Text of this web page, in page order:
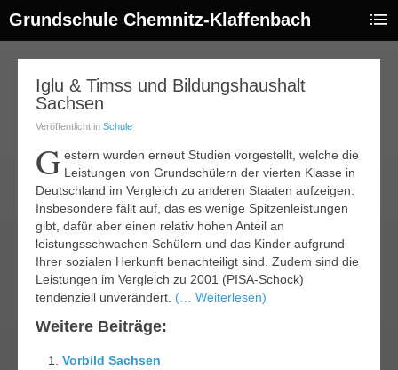
Grundschule Chemnitz-Klaffenbach
Iglu & Timss und Bildungshaushalt
Sachsen
Veröffentlicht in Schule
G estern wurden erneut Studien vorgestellt, welche die
Leistungen von Grundschülern der vierten Klasse in
Deutschland im Vergleich zu anderen Staaten aufzeigen.
Insbesondere fällt auf, das es wenige Spitzenleistungen
gibt, dafür aber einen relativ hohen Anteil an
leistungsschwachen Schülern und das Kinder aufgrund
Ihrer sozialen Herkunft benachteiligt sind. Zudem sind die
Leistungen im Vergleich zu 2001 (PISA-Schock)
tendenziell unverändert. (… Weiterlesen)
Weitere Beiträge:
Vorbild Sachsen